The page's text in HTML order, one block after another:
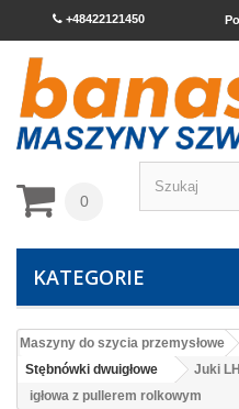
+48422121450
0
KATEGORIE
Maszyny do szycia przemysłowe
Stębnówki dwuigłowe
Juki
igłowa z pullerem rolkowym